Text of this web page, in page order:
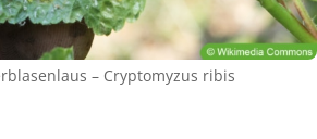
– Cryptomyzus ribis